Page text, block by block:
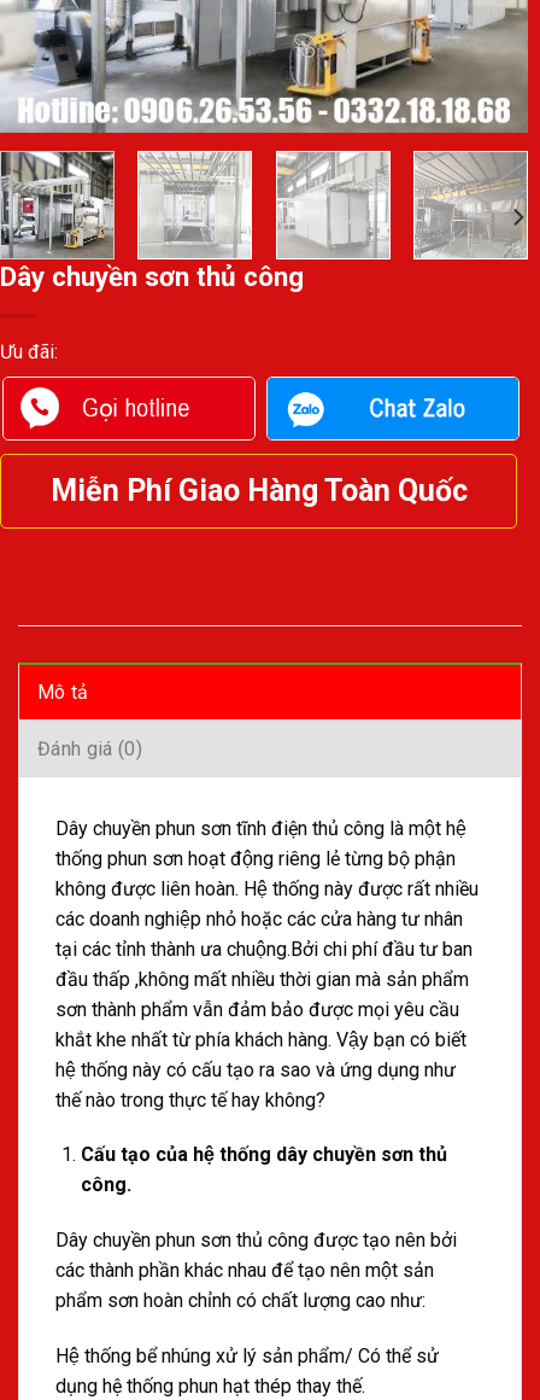
Dây chuyền sơn thủ công
Ưu đãi:
Miễn Phí Giao Hàng Toàn Quốc
Mô tả
Đánh giá (0)
Dây chuyền phun sơn tĩnh điện thủ công là một hệ
thống phun sơn hoạt động riêng lẻ từng bộ phận
không được liên hoàn. Hệ thống này được rất nhiều
các doanh nghiệp nhỏ hoặc các cửa hàng tư nhân
tại các tỉnh thành ưa chuộng.Bởi chi phí đầu tư ban
đầu thấp ,không mất nhiều thời gian mà sản phẩm
sơn thành phẩm vẫn đảm bảo được mọi yêu cầu
khắt khe nhất từ phía khách hàng. Vậy bạn có biết
hệ thống này có cấu tạo ra sao và ứng dụng như
thế nào trong thực tế hay không?
Cấu tạo của hệ thống dây chuyền sơn thủ
công.
Dây chuyền phun sơn thủ công được tạo nên bởi
các thành phần khác nhau để tạo nên một sản
phẩm sơn hoàn chỉnh có chất lượng cao như:
Hệ thống bể nhúng xử lý sản phẩm/ Có thể sử
dụng hệ thống phun hạt thép thay thế.